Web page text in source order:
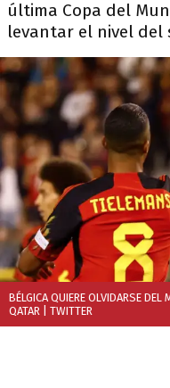
última Copa del
levantar el nivel del
BÉLGICA QUIERE OLVIDARSE DEL
QATAR | TWITTER